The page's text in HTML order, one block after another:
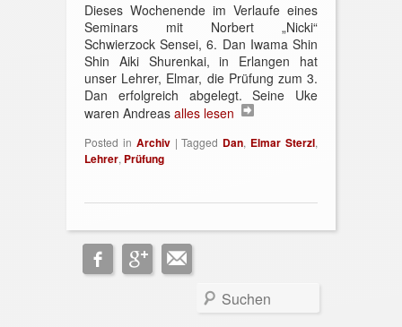
Dieses Wochenende im Verlaufe eines
Seminars mit Norbert „Nicki“
Schwierzock Sensei, 6. Dan Iwama Shin
Shin Aiki Shurenkai, in Erlangen hat
unser Lehrer, Elmar, die Prüfung zum 3.
Dan erfolgreich abgelegt. Seine Uke
waren Andreas alles lesen
Posted in Archiv |Tagged Dan, Elmar Sterzl,
Lehrer, Prüfung
Search